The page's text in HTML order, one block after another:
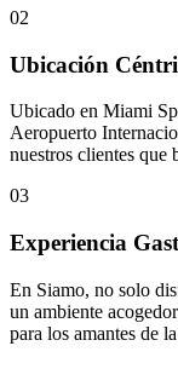
02
Ubicación
Ubicado en Miami
Aeropuerto
nuestros clientes que
03
Experiencia
En Siamo, no solo
un ambiente
para los amantes de